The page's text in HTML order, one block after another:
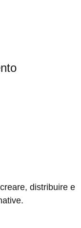
distribuire e